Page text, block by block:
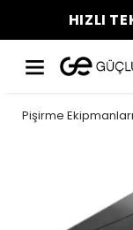
HIZLI
Pişirme Ekipmanları